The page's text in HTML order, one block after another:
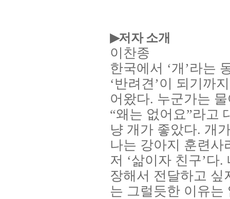
▶저자 소개
이찬종
한국에서 ‘개 ’라는
‘반려견 ’이 되기까
어왔다. 누군가는
“왜는 없어요”라고
냥 개가 좋았다. 개
나는 강아지 훈련사
저 ‘삶이자 친구’다.
장해서 전달하고 싶
는 그럴듯한 이유는